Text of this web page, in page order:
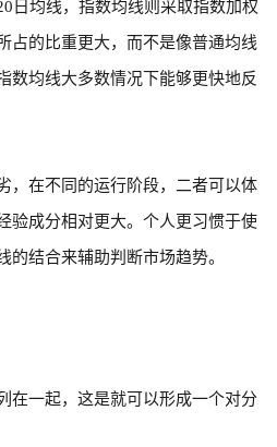
日均线，指数均线则采取指数加权
占的比重更大，而不是像普通均线
数均线大多数情况下能够更快地反
，在不同的运行阶段，二者可以体
验成分相对更大。个人更习惯于使
的结合来辅助判断市场趋势。
在一起，这是就可以形成一个对分